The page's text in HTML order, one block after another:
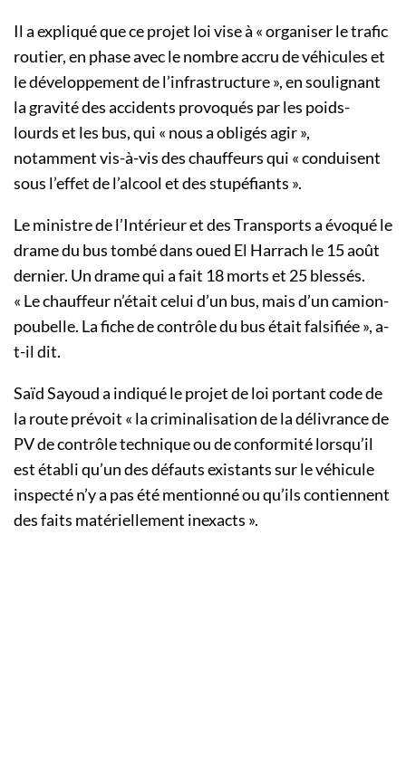
Il a expliqué que ce projet loi vise à « organiser le trafic
routier, en phase avec le nombre accru de véhicules et
le développement de l’infrastructure », en soulignant
la gravité des accidents provoqués par les poids-
lourds et les bus, qui « nous a obligés agir »,
notamment vis-à-vis des chauffeurs qui « conduisent
sous l’effet de l’alcool et des stupéfiants ».
Le ministre de l’Intérieur et des Transports a évoqué le
drame du bus tombé dans oued El Harrach le 15 août
dernier. Un drame qui a fait 18 morts et 25 blessés.
« Le chauffeur n’était celui d’un bus, mais d’un camion-
poubelle. La fiche de contrôle du bus était falsifiée », a-
t-il dit.
Saïd Sayoud a indiqué le projet de loi portant code de
la route prévoit « la criminalisation de la délivrance de
PV de contrôle technique ou de conformité lorsqu’il
est établi qu’un des défauts existants sur le véhicule
inspecté n’y a pas été mentionné ou qu’ils contiennent
des faits matériellement inexacts ».